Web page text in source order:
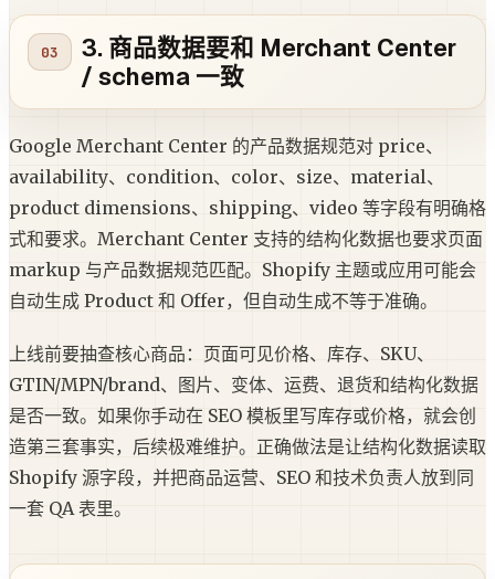
3. 商品数据要和 Merchant Center
/ schema 一致
Google Merchant Center 的产品数据规范对 price、
availability、condition、color、size、material、
product dimensions、shipping、video 等字段有明确格
式和要求。Merchant Center 支持的结构化数据也要求页面
markup 与产品数据规范匹配。Shopify 主题或应用可能会
自动生成 Product 和 Offer，但自动生成不等于准确。
上线前要抽查核心商品：页面可见价格、库存、SKU、
GTIN/MPN/brand、图片、变体、运费、退货和结构化数据
是否一致。如果你手动在 SEO 模板里写库存或价格，就会创
造第三套事实，后续极难维护。正确做法是让结构化数据读取
Shopify 源字段，并把商品运营、SEO 和技术负责人放到同
一套 QA 表里。